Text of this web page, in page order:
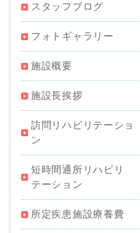
スタッフブログ
フォトギャラリー
施設概要
施設長挨拶
訪問リハビリテーショ
ン
短時間通所リハビリ
テーション
所定疾患施設療養費